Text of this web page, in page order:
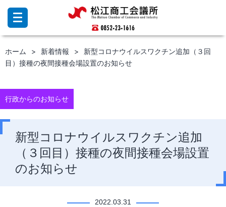
ン
ツ
へ
ッ
プ
ホーム 新着情報
新型コロナウイルスワクチン追加（３回
目）接種の夜間接種会場設置のお知らせ
行政からのお知らせ
新型コロナウイルスワクチン追加
（３回目）接種の夜間接種会場設置
のお知らせ
2022.03.31